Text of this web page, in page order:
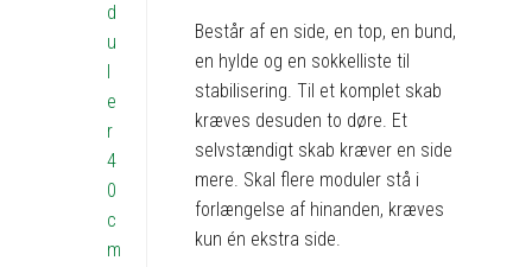
Består af en side, en top, en bund,
en hylde og en sokkelliste til
stabilisering. Til et komplet skab
kræves desuden to døre. Et
selvstændigt skab kræver en side
mere. Skal flere moduler stå i
forlængelse af hinanden, kræves
kun én ekstra side.
d
u
l
e
r
4
0
c
m